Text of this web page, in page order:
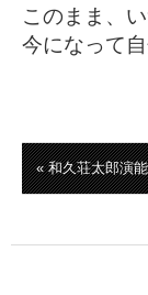
このまま、
今になって
« 和久荘太郎演